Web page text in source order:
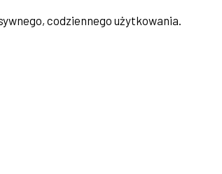
codziennego użytkowania.